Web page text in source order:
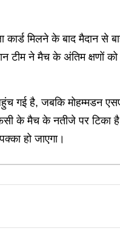
कार्ड मिलने के बाद मैदान से
टीम ने मैच के अंतिम क्षणों
गई है, जबकि मोहम्मडन
के मैच के नतीजे पर
हो जाएगा।